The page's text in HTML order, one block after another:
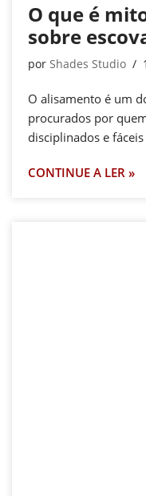
O que é
sobre
por Shades Studio
O alisamento é um
procurados por
disciplinados e
CONTINUE A LER »